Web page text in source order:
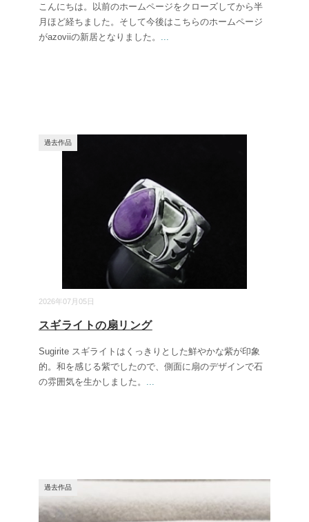
こんにちは。以前のホームページをクローズしてから半
月ほど経ちました。そして今後はこちらのホームページ
がazoviiの新居となりました。
2026年07月05日
過去作品
スギライトの扇リング
Sugirite スギライトはくっきりとした鮮やかな紫が印象
的。和を感じる紫でしたので、側面に扇のデザインで石
の雰囲気を生かしました。
過去作品